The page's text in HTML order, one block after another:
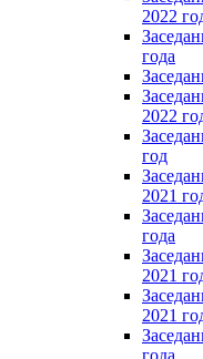
2022
года
2022
год
2021
года
2021
2021
года